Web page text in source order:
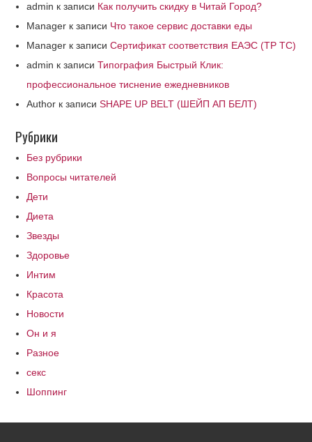
admin к записи Как получить скидку в Читай Город?
Manager к записи Что такое сервис доставки еды
Manager к записиСертификат соответствия ЕАЭС (ТР ТС)
admin к записиТипография Быстрый Клик:
профессиональное тиснение ежедневников
Author к записиSHAPE UP BELT (ШЕЙП АП БЕЛТ)
Рубрики
Без рубрики
Вопросы читателей
Дети
Диета
Звезды
Здоровье
Интим
Красота
Новости
Он и я
Разное
секс
Шоппинг